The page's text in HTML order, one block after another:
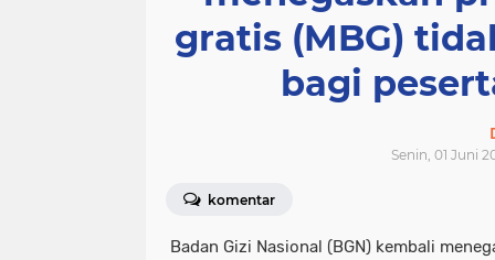
gratis (MBG)
bagi
Senin, 01 Juni
komentar
Badan Gizi Nasional (BGN) kembali